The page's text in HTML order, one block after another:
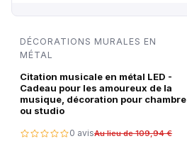
DÉCORATIONS MURALES EN
MÉTAL
Citation musicale en métal LED -
Cadeau pour les amoureux de la
musique, décoration pour chambre
ou studio
0 avisAu lieu de 109,94 €